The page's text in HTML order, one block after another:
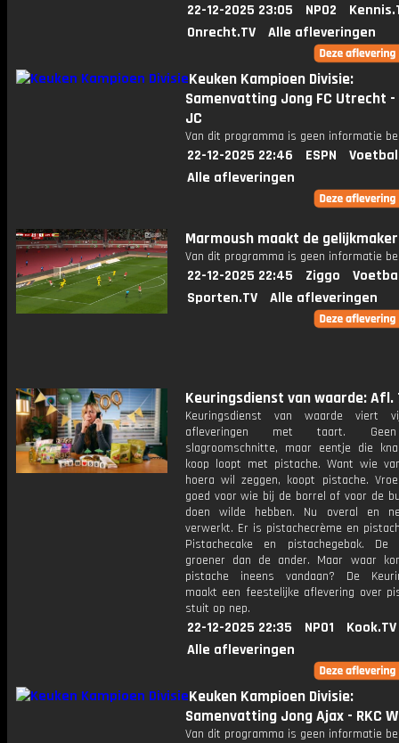
22-12-2025 23:05 NPO2
Onrecht.TV
Alle afleveringen
Keuken Kampioen Divisie:
Samenvatting Jong FC Utrecht -
JC
Van dit programma is geen informatie
22-12-2025 22:46 ESPN
Alle afleveringen
Marmoush maakt de
Van dit programma is geen informatie
22-12-2025 22:45 Ziggo
Sporten.TV
Alle afleveringen
Keuringsdienst van waarde: Afl.
Keuringsdienst van waarde viert
afleveringen met taart.
slagroomschnitte, maar eentje die
koop loopt met pistache. Want wie
hoera wil zeggen, koopt pistache.
goed voor wie bij de borrel of voor de
doen wilde hebben. Nu overal en
verwerkt. Er is pistachecrème en
Pistachecake en pistachegebak.
groener dan de ander. Maar waar
pistache ineens vandaan? De
maakt een feestelijke aflevering over
stuit op nep.
22-12-2025 22:35 NPO1
Kook.TV
Alle afleveringen
Keuken Kampioen Divisie:
Samenvatting Jong Ajax - RKC
Van dit programma is geen informatie